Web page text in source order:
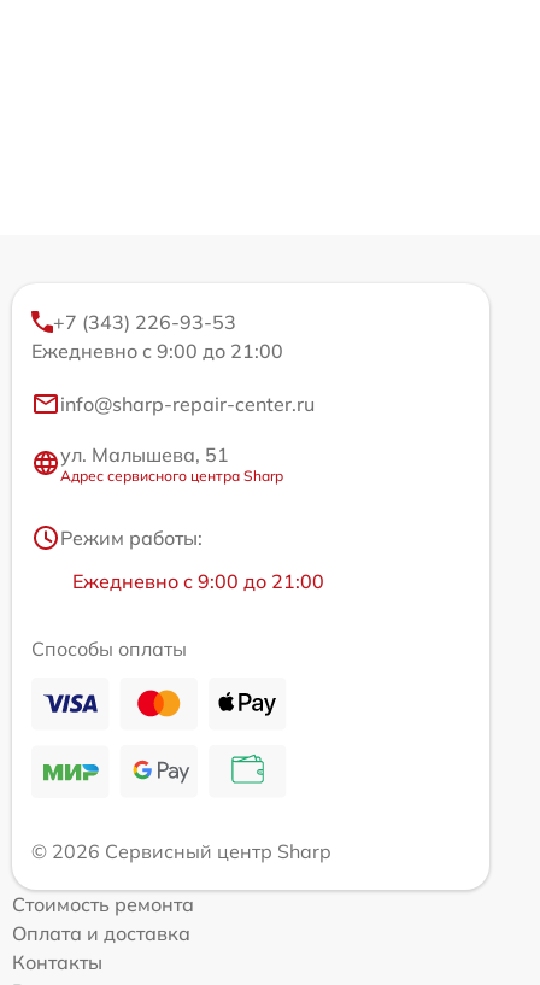
+7 (343) 226-93-53
Ежедневно с 9:00 до 21:00
info@sharp-repair-center.ru
ул. Малышева, 51
Адрес сервисного центра Sharp
Режим работы:
Ежедневно с 9:00 до 21:00
Способы оплаты
© 2026 Сервисный центр Sharp
Стоимость ремонта
Оплата и доставка
Контакты